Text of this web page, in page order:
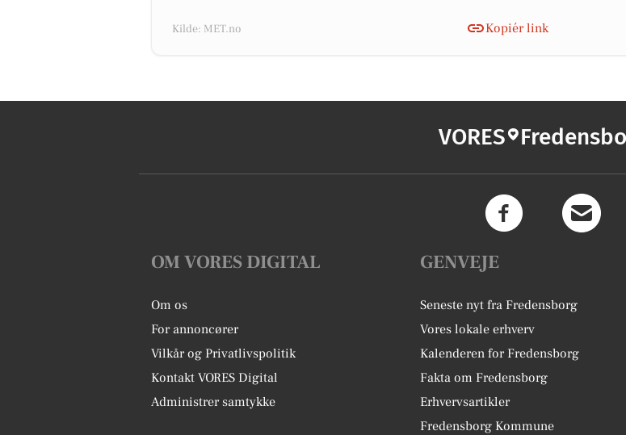
Kilde: MET.no Kopiér link
VORES
OM VORES DIGITAL
Om os
For annoncører
Vilkår og Privatlivspolitik
Kontakt VORES Digital
Administrer samtykke
GENVEJE
Seneste nyt fra Fredensborg
Vores lokale erhverv
Kalenderen for Fredensborg
Fakta om Fredensborg
Erhvervsartikler
Fredensborg Kommune